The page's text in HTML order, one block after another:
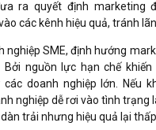
ra quyết định marketing
các kênh hiệu quả, tránh
nghiệp SME, định hướng
Bởi nguồn lực hạn chế
các doanh nghiệp lớn. Nếu
nghiệp dễ rơi vào tình trạng
trải nhưng hiệu quả lại thấp.